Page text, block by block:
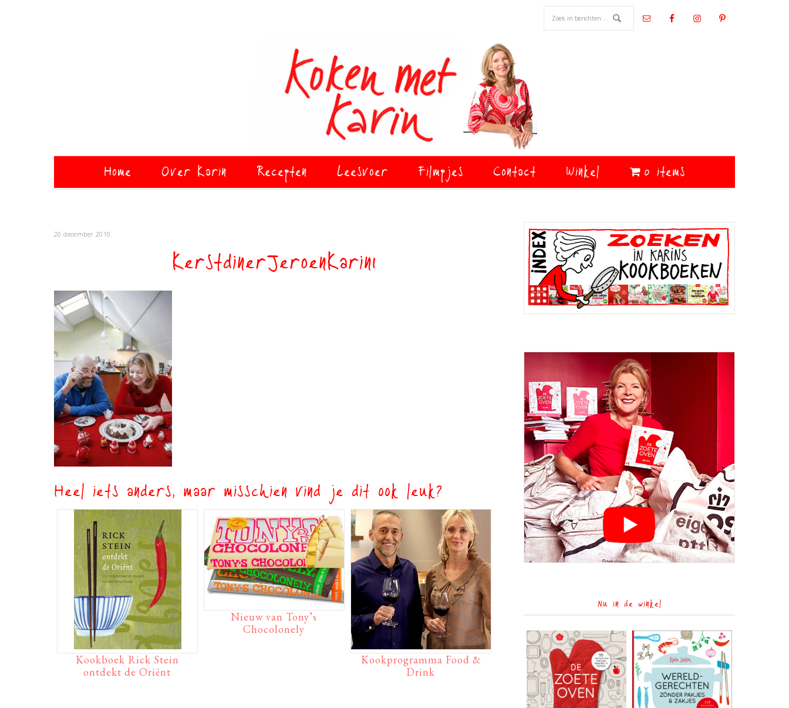
Home Over Karin Recepten Leesvoer Filmpjes Contact Winkel 0 items
20 december 2010
KerstdinerJeroenKarin1
Heel iets anders, maar misschien vind je dit ook leuk?
Kookboek Rick Stein
ontdekt de Oriënt
Nieuw van Tony’s
Chocolonely
Kookprogramma Food &
Drink
Primaire
Sidebar
Nu in de winkel